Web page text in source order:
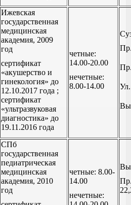
Ижевская
государственная
медицинская
академия, 2009
год
сертификат
«акушерство и
гинекология» до
12.10.2017 года ;
сертификат
«ультразвуковая
диагностика» до
19.11.2016 года
четные:
14.00-20.00
нечетные:
8.00-14.00
СПб
государственная
педиатрическая
медицинская
академия, 2010
год
четные: 8.00-
14.00
нечетные: